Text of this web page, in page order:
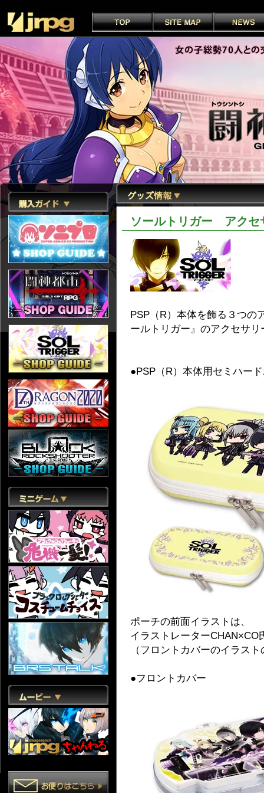
ソールトリガー アクセ
PSP（R）本体を飾る３つの
ールトリガー』のアクセサ
●PSP（R）本体用セミハー
ポーチの前面イラストは、
イラストレーターCHAN×CO
（フロントカバーのイラス
●フロントカバー